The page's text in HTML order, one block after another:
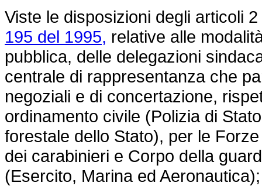
Viste le disposizioni degli articoli
195 del 1995, relative alle
pubblica, delle delegazioni
centrale di rappresentanza che
negoziali e di concertazione,
ordinamento civile (Polizia di
forestale dello Stato), per le
dei carabinieri e Corpo della
(Esercito, Marina ed Aeronautica);